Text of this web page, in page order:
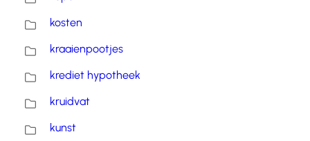
kosten
kraaienpootjes
krediet hypotheek
kruidvat
kunst